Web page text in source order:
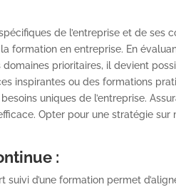
de l’entreprise et de ses
formation en entreprise. En
prioritaires, il devient
inspirantes ou des formations
uniques de l’entreprise.
Opter pour une stratégie sur
:
d’une formation permet